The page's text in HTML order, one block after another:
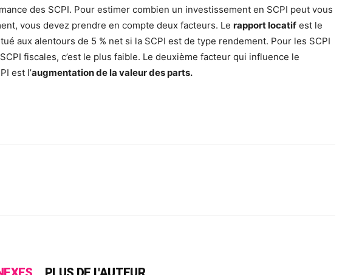
des SCPI. Pour estimer combien un investissement en SCPI peut vous
vous devez prendre en compte deux facteurs. Le rapport locatif est le
aux alentours de 5 % net si la SCPI est de type rendement. Pour les SCPI
fiscales, c’est le plus faible. Le deuxième facteur qui influence le
est l’augmentation de la valeur des parts.